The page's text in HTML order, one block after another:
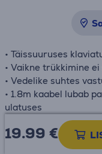
• Täissuuruses
• Vaikne trükkimine
• Vedelike suhtes
• 1.8m kaabel lubab
ulatuses
19.99 €
Tarne